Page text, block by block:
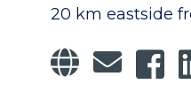
20 km eastside